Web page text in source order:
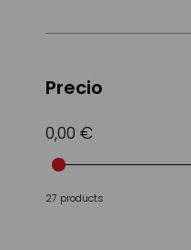
Precio
0,00 €
27 products